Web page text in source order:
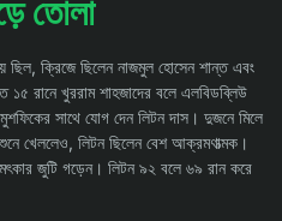
তোলা
ছিল, ক্রিজে ছিলেন নাজমুল হোসেন শান্ত এবং
রানে খুররাম শাহজাদের বলে এলবিডব্লিউ
সাথে যোগ দেন লিটন দাস। দুজনে মিলে
খেললেও, লিটন ছিলেন বেশ আক্রমণাত্মক।
জুটি গড়েন। লিটন ৯২ বলে ৬৯ রান করে